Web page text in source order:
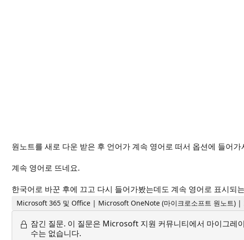
원노트를 새로 다운 받은 후 언어가 계속 영어로 떠서 옵션에 들어
계속 영어로 뜨네요.
한국어로 바꾼 후에 끄고 다시 들어가봤는데도 계속 영어로 표시되
Microsoft 365 및 Office | Microsoft OneNote (마이크로소프트 원노트)
잠긴 질문. 이 질문은 Microsoft 지원 커뮤니티에서 마이그레
수는 없습니다.